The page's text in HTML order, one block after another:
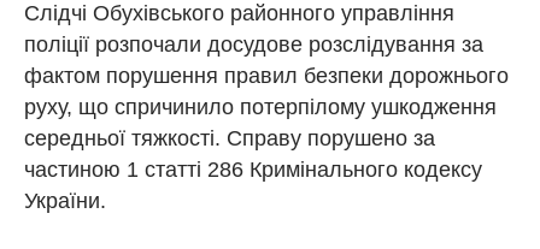
Слідчі Обухівського районного управління
поліції розпочали досудове розслідування за
фактом порушення правил безпеки дорожнього
руху, що спричинило потерпілому ушкодження
середньої тяжкості. Справу порушено за
частиною 1 статті 286 Кримінального кодексу
України.